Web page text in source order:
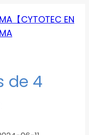
【CYTOTEC EN
de 4